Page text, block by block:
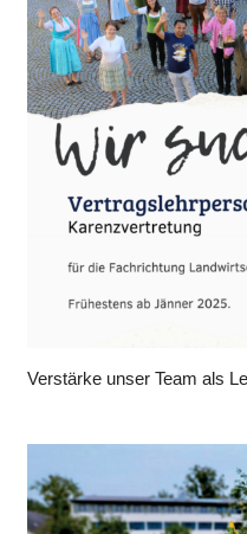
Verstärke unser Team als